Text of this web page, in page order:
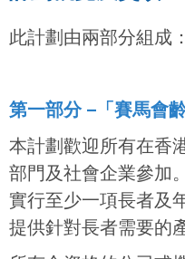
此計劃由兩部分組成：
第一部分 – 「賽馬會
本計劃歡迎所有在香
部門及社會企業參加
實行至少一項長者及
提供針對長者需要的